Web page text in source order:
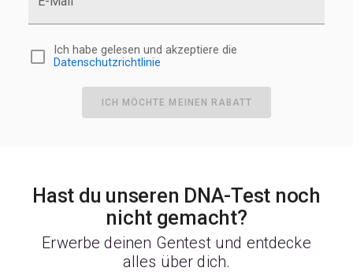
Ich habe gelesen und akzeptiere die
Datenschutzrichtlinie
ICH MÖCHTE MEINEN RABATT
Hast du unseren DNA-Test noch
nicht gemacht?
Erwerbe deinen Gentest und entdecke
alles über dich.